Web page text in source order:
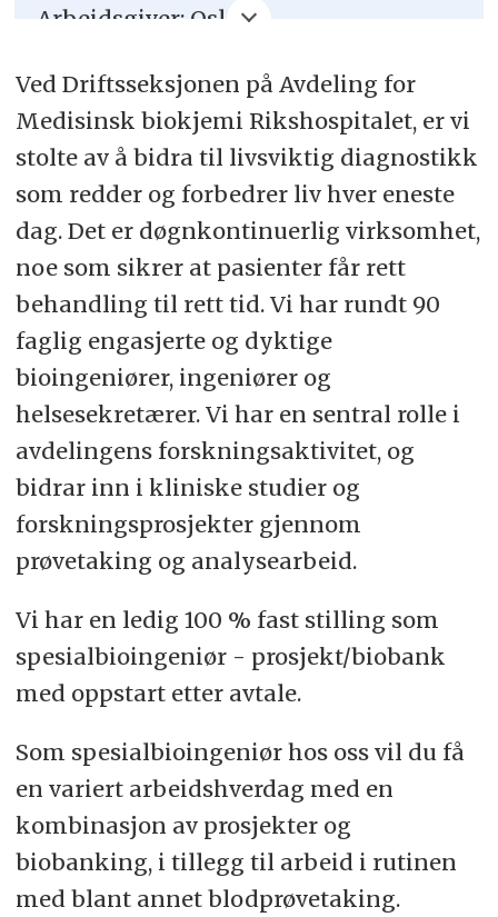
Arbeidsgiver: Oslo
Sted: Oslo
Stillingstittel: Spesialbioingeniør -
prosjekt/biobank
Stillinger: 1
Heltid /Deltid: Heltid
Ansettelsesform: Fast
Stillingsprosent: 100
Ved Driftsseksjonen på Avdeling for
Medisinsk biokjemi Rikshospitalet, er vi
stolte av å bidra til livsviktig diagnostikk
som redder og forbedrer liv hver eneste
dag. Det er døgnkontinuerlig virksomhet,
noe som sikrer at pasienter får rett
behandling til rett tid. Vi har rundt 90
faglig engasjerte og dyktige
bioingeniører, ingeniører og
helsesekretærer. Vi har en sentral rolle i
avdelingens forskningsaktivitet, og
bidrar inn i kliniske studier og
forskningsprosjekter gjennom
prøvetaking og analysearbeid.
Vi har en ledig 100 % fast stilling som
spesialbioingeniør - prosjekt/biobank
med oppstart etter avtale.
Som spesialbioingeniør hos oss vil du få
en variert arbeidshverdag med en
kombinasjon av prosjekter og
biobanking, i tillegg til arbeid i rutinen
med blant annet blodprøvetaking.